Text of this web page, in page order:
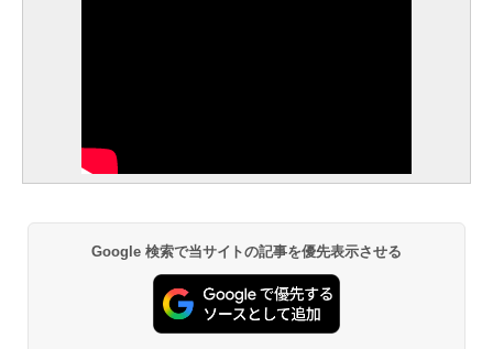
Google 検索で当サイトの記事を優先表示させる